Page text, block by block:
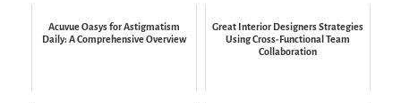
Acuvue Oasys for Astigmatism
Daily: A Comprehensive Overview
Great Interior Designers Strategies
Using Cross-Functional Team
Collaboration